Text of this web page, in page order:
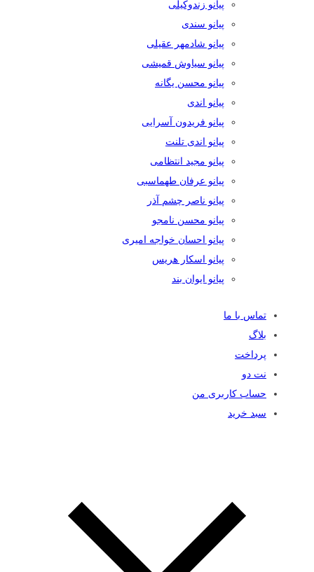
پیانو زندوکیلی
پیانو سندی
پیانو شادمهر عقیلی
پیانو سیاوش قمیشی
پیانو محسن یگانه
پیانو اندی
پیانو فریدون آسرایی
پیانو اندی تلنت
پیانو مجید انتظامی
پیانو عرفان طهماسبی
پیانو ناصر چشم آذر
پیانو محسن نامجو
پیانو احسان خواجه امیری
پیانو اسکار هریس
پیانو ایوان بند
تماس با ما
بلاگ
پرداخت
نت دو
حساب کاربری من
سبد خرید